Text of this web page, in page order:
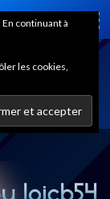
continuant à
les cookies,